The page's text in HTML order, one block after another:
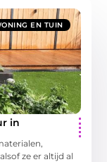
EN TUIN
in
ze er altijd al